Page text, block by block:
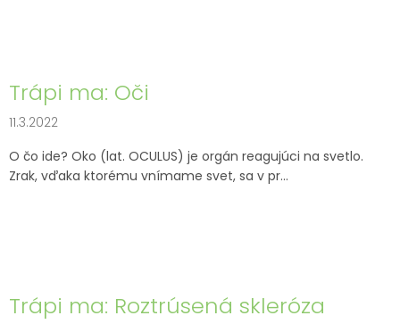
Trápi ma: Oči
11.3.2022
O čo ide? Oko (lat. OCULUS) je orgán reagujúci na svetlo.
Zrak, vďaka ktorému vnímame svet, sa v pr...
Trápi ma: Roztrúsená skleróza